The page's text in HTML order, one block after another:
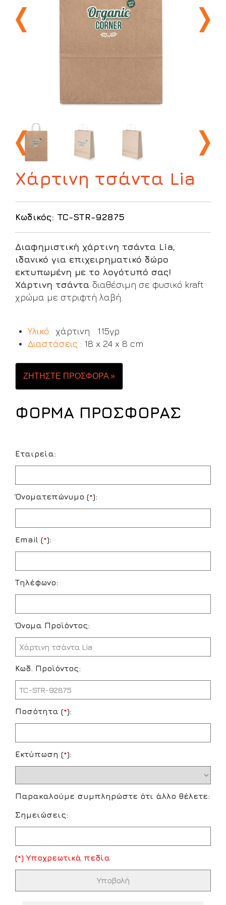
Χάρτινη τσάντα Lia
Κωδικός: TC-STR-92875
Διαφημιστική χάρτινη τσάντα Lia,
ιδανικό για επιχειρηματικό δώρο
εκτυπωμένη με το λογότυπό σας!
Χάρτινη τσάντα διαθέσιμη σε φυσικό kraft
χρώμα με στριφτή λαβή.
Υλικό: χάρτινη 115γρ
Διαστάσεις : 18 x 24 x 8 cm
ΖΗΤΗΣΤΕ ΠΡΟΣΦΟΡΑ »
ΦΟΡΜΑ ΠΡΟΣΦΟΡΑΣ
Εταιρεία:
Όνοματεπώνυμο (*):
Email (*):
Τηλέφωνο:
Όνομα Προϊόντος:
Κωδ. Προϊόντος:
Ποσότητα (*):
Εκτύπωση (*):
Παρακαλούμε συμπληρώστε ότι άλλο θέλετε:
Σημειώσεις:
(*) Υποχρεωτικά πεδία